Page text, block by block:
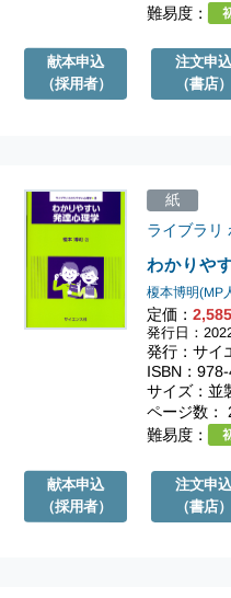
難易度：
献本申込
（採用者）
注文申込
（書店）
わかりや
ライブラリ
榎本博明
定価：2,585
紙
発行日：
発行：サイ
ISBN：
サイズ：並
ページ数：
難易度：
献本申込
（採用者）
注文申込
（書店）